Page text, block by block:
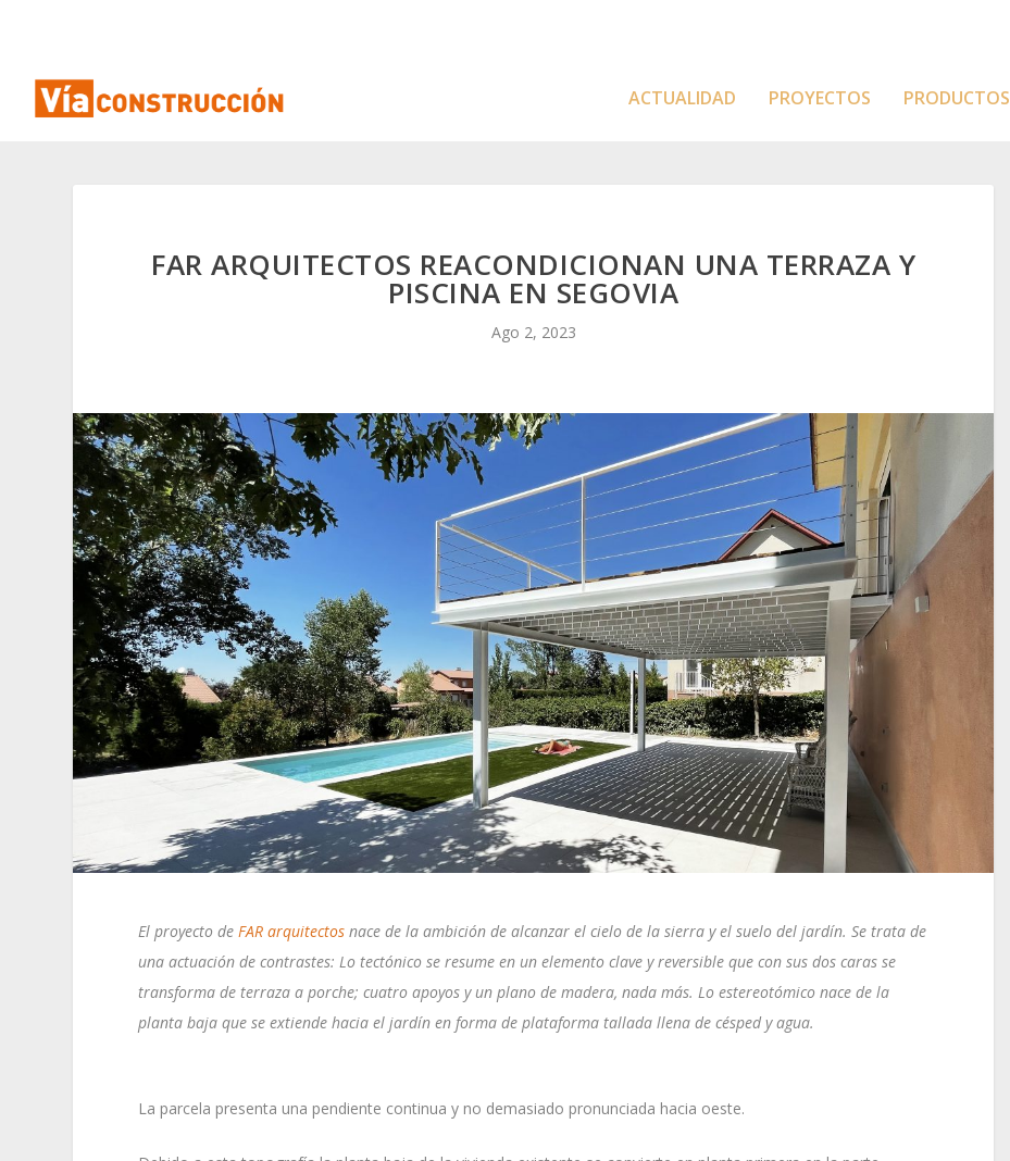
ACTUALIDAD PROYECTOS PRODUCTOS
FAR ARQUITECTOS REACONDICIONAN UNA TERRAZA Y
PISCINA EN SEGOVIA
Ago 2, 2023
El proyecto deFAR arquitectos nace de la ambición de alcanzar el cielo de la sierra y el suelo del jardín. Se trata de
una actuación de contrastes: Lo tectónico se resume en un elemento clave y reversible que con sus dos caras se
transforma de terraza a porche; cuatro apoyos y un plano de madera, nada más. Lo estereotómico nace de la
planta baja que se extiende hacia el jardín en forma de plataforma tallada llena de césped y agua.
La parcela presenta una pendiente continua y no demasiado pronunciada hacia oeste.